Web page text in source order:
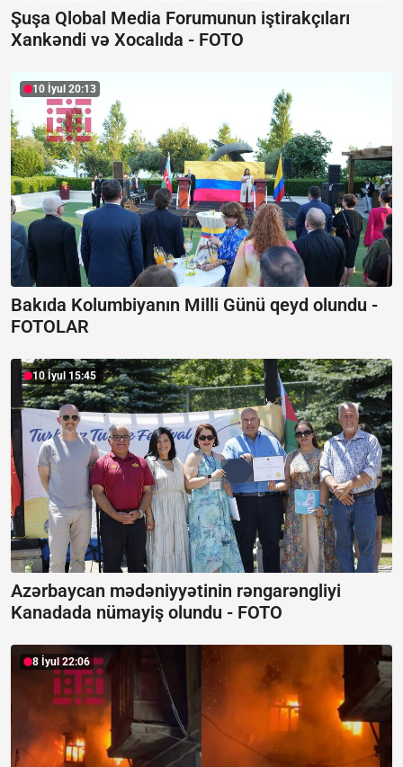
Şuşa Qlobal Media Forumunun iştirakçıları
Xankəndi və Xocalıda - FOTO
10 İyul 20:13
Bakıda Kolumbiyanın Milli Günü qeyd olundu -
FOTOLAR
10 İyul 15:45
Azərbaycan mədəniyyətinin rəngarəngliyi
Kanadada nümayiş olundu - FOTO
8 İyul 22:06